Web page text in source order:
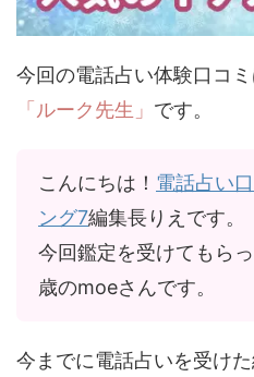
今回の電話占い体験口コミ
「ルーク先生」 です。
こんにちは！ 電話占い
ング7編集長りえです。
今回鑑定を受けてもら
歳のmoeさんです。
今までに電話占いを受け